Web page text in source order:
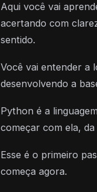
Aqui você vai
acertando com
sentido.
Você vai entender a
desenvolvendo a
Python é a
começar com ela,
Esse é o primeiro
começa agora.